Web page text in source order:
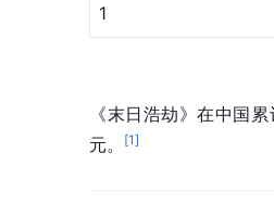
1
《末日浩劫》在中国
元。
[1]